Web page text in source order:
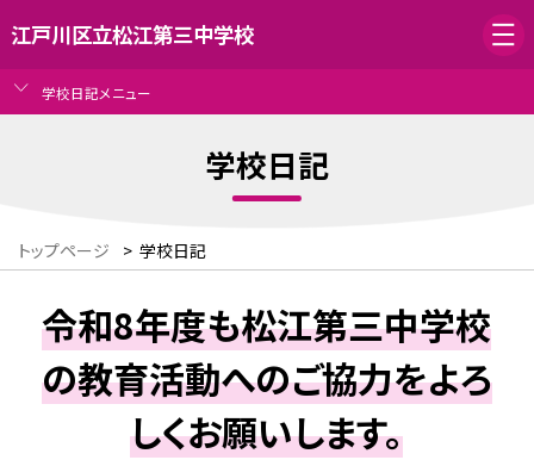
江戸川区立松江第三中学校
学校日記メニュー
学校日記
トップページ > 学校日記
令和8年度も松江第三中学校
の教育活動へのご協力をよろ
しくお願いします。